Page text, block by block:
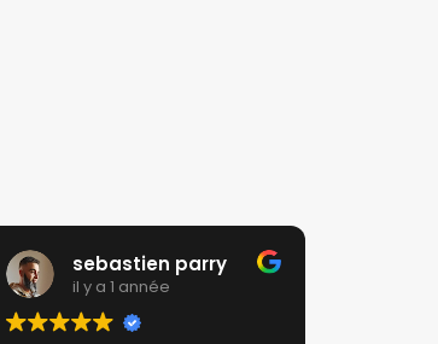
sebastien parry
il y a 1 année